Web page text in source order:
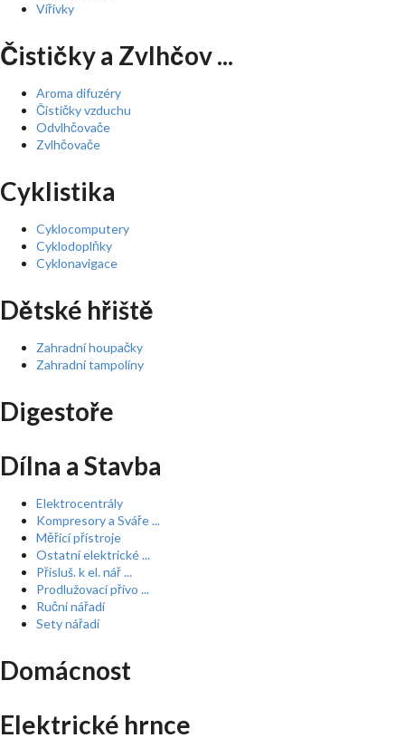
Vířivky
Čističky a Zvlhčov ...
Aroma difuzéry
Čističky vzduchu
Odvlhčovače
Zvlhčovače
Cyklistika
Cyklocomputery
Cyklodoplňky
Cyklonavigace
Dětské hřiště
Zahradní houpačky
Zahradní tampolíny
Digestoře
Dílna a Stavba
Elektrocentrály
Kompresory a Sváře ...
Měřící přístroje
Ostatní elektrické ...
Přísluš. k el. nář ...
Prodlužovací přívo ...
Ruční nářadí
Sety nářadí
Domácnost
Elektrické hrnce